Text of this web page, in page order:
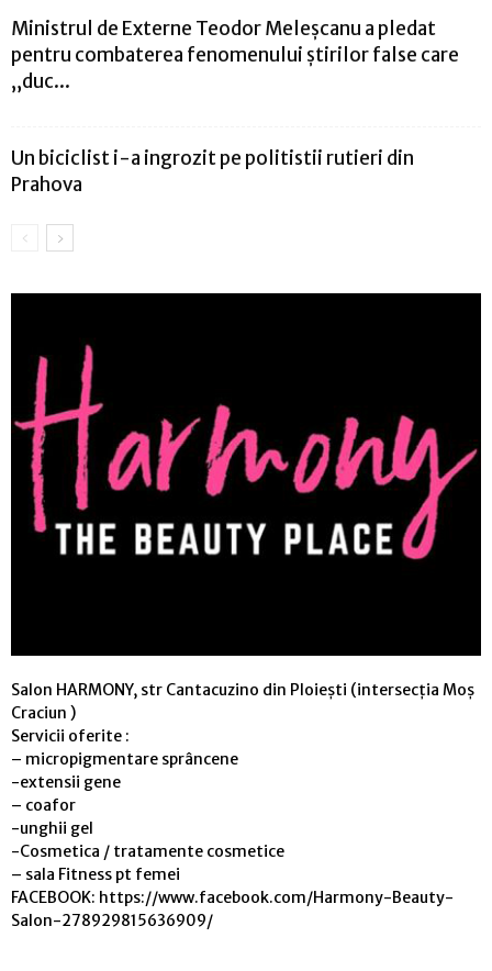
Ministrul de Externe Teodor Meleşcanu a pledat
pentru combaterea fenomenului ştirilor false care
„duc...
Un biciclist i-a ingrozit pe politistii rutieri din
Prahova
Salon HARMONY, str Cantacuzino din Ploiești (intersecția Moș
Craciun )
Servicii oferite :
– micropigmentare sprâncene
-extensii gene
– coafor
-unghii gel
-Cosmetica / tratamente cosmetice
– sala Fitness pt femei
FACEBOOK: https://www.facebook.com/Harmony-Beauty-
Salon-278929815636909/